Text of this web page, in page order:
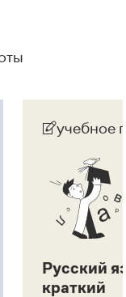
учебное
Русский
краткий